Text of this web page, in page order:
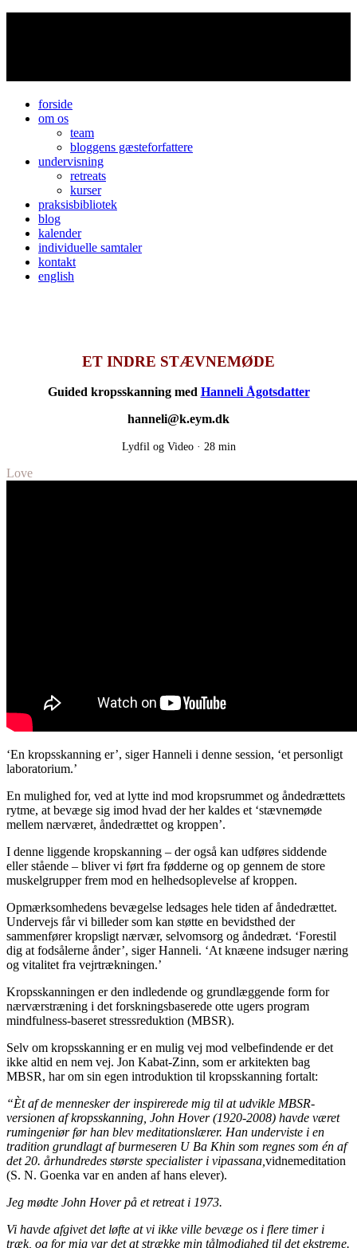
forside
om os
team
bloggens gæsteforfattere
undervisning
retreats
kurser
praksisbibliotek
blog
kalender
individuelle samtaler
kontakt
english
ET INDRE STÆVNEMØDE
Guided kropsskanning med Hanneli Ågotsdatter
hanneli@k.eym.dk
Lydfil og Video · 28 min
Love
‘En kropsskanning er’, siger Hanneli i denne session, ‘et personligt
laboratorium.’
En mulighed for, ved at lytte ind mod kropsrummet og åndedrættets
rytme, at bevæge sig imod hvad der her kaldes et ‘stævnemøde
mellem nærværet, åndedrættet og kroppen’.
I denne liggende kropskanning – der også kan udføres siddende
eller stående – bliver vi ført fra fødderne og op gennem de store
muskelgrupper frem mod en helhedsoplevelse af kroppen.
Opmærksomhedens bevægelse ledsages hele tiden af åndedrættet.
Undervejs får vi billeder som kan støtte en bevidsthed der
sammenfører kropsligt nærvær, selvomsorg og åndedræt. ‘Forestil
dig at fodsålerne ånder’, siger Hanneli. ‘At knæene indsuger næring
og vitalitet fra vejrtrækningen.’
Kropsskanningen er den indledende og grundlæggende form for
nærværstræning i det forskningsbaserede otte ugers program
mindfulness-baseret stressreduktion (MBSR).
Selv om kropsskanning er en mulig vej mod velbefindende er det
ikke altid en nem vej. Jon Kabat-Zinn, som er arkitekten bag
MBSR, har om sin egen introduktion til kropsskanning fortalt:
“Èt af de mennesker der inspirerede mig til at udvikle MBSR-
versionen af kropsskanning, John Hover (1920-2008) havde været
rumingeniør før han blev meditationslærer. Han underviste i en
tradition grundlagt af burmeseren U Ba Khin som regnes som én af
det 20. århundredes største specialister i vipassana, vidnemeditation
(S. N. Goenka var en anden af hans elever).
Jeg mødte John Hover på et retreat i 1973.
Vi havde afgivet det løfte at vi ikke ville bevæge os i flere timer i
træk, og for mig var det at strække min tålmodighed til det ekstreme.